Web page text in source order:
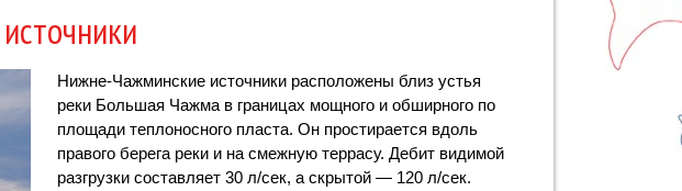
Нижне-Чажминские источники расположены близ устья
реки Большая Чажма в границах мощного и обширного по
площади теплоносного пласта. Он простирается вдоль
правого берега реки и на смежную террасу. Дебит видимой
разгрузки составляет 30 л/сек, а скрытой — 120 л/сек.